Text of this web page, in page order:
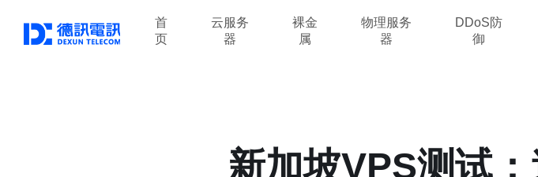
首
页
云服务
器
裸金
属
物理服务
器
DDoS防
御
新加坡VPS测试